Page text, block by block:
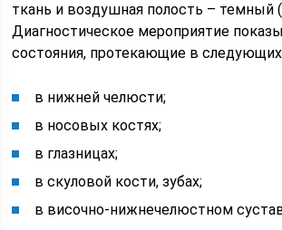
ткань и воздушная полость – темный
Диагностическое мероприятие
состояния, протекающие в следующих
в нижней челюсти;
в носовых костях;
в глазницах;
в скуловой кости, зубах;
в височно-нижнечелюстном